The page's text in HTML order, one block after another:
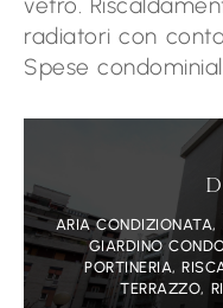
radiatori con
Spese
ARIA CONDIZIONATA,
GIARDINO
PORTINERIA,
TERRAZZO,